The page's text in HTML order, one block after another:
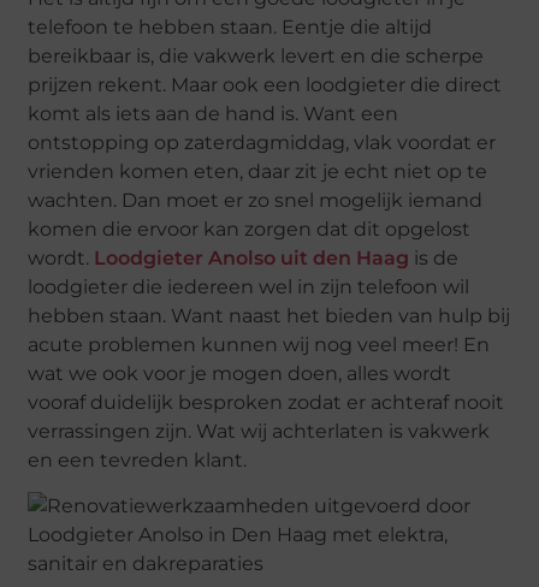
telefoon te hebben staan. Eentje die altijd
bereikbaar is, die vakwerk levert en die scherpe
prijzen rekent. Maar ook een loodgieter die direct
komt als iets aan de hand is. Want een
ontstopping op zaterdagmiddag, vlak voordat er
vrienden komen eten, daar zit je echt niet op te
wachten. Dan moet er zo snel mogelijk iemand
komen die ervoor kan zorgen dat dit opgelost
wordt. Loodgieter Anolso uit den Haag is de
loodgieter die iedereen wel in zijn telefoon wil
hebben staan. Want naast het bieden van hulp bij
acute problemen kunnen wij nog veel meer! En
wat we ook voor je mogen doen, alles wordt
vooraf duidelijk besproken zodat er achteraf nooit
verrassingen zijn. Wat wij achterlaten is vakwerk
en een tevreden klant.